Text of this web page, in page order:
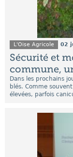
L'Oise Agricole 02
Sécurité et
commune,
Dans les prochains
blés. Comme
élevées, parfois